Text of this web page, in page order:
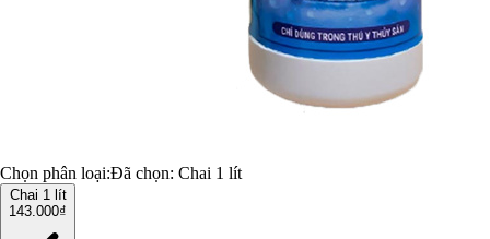
Chọn phân loại:Đã chọn: Chai 1 lít
Chai 1 lít
143.000₫